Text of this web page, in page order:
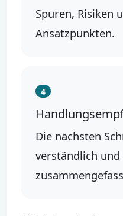
Spuren, Risiken
Ansatzpunkten.
4
Die nächsten
verständlich